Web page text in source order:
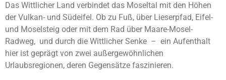
Das Wittlicher Land verbindet das Moseltal mit den Höhen
der Vulkan- und Südeifel. Ob zu Fuß, über Lieserpfad, Eifel-
und Moselsteig oder mit dem Rad über Maare-Mosel-
Radweg, und durch die Wittlicher Senke – ein Aufenthalt
hier ist geprägt von zwei außergewöhnlichen
Urlaubsregionen, deren Gegensätze faszinieren.